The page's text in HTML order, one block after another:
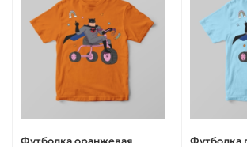
Футболка оранжевая
Футболка